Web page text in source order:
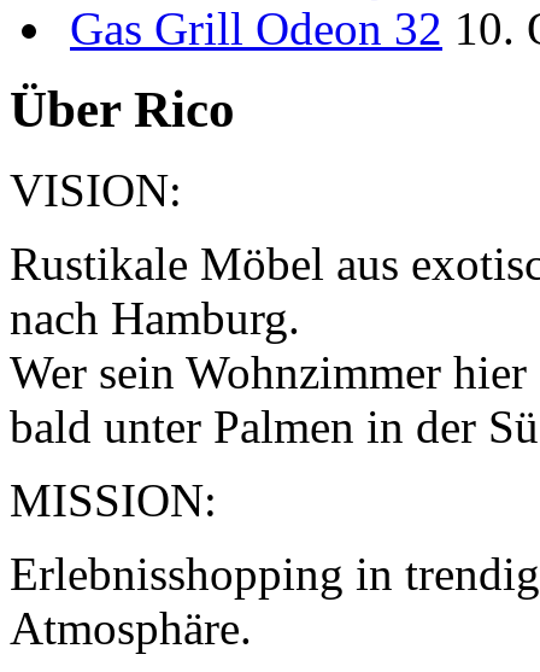
Gas Grill Odeon 32 10.
Über Rico
VISION:
Rustikale Möbel aus
nach Hamburg.
Wer sein Wohnzimmer
bald unter Palmen in der
MISSION:
Erlebnisshopping in
Atmosphäre.